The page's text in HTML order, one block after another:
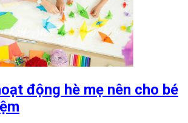
động hè mẹ nên cho bé